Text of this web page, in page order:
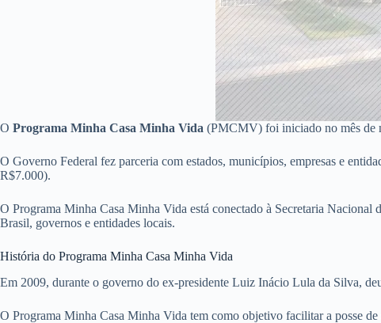
O Programa Minha Casa Minha Vida (PMCMV) foi iniciado no mês de
O Governo Federal fez parceria com estados, municípios, empresas e
R$7.000).
O Programa Minha Casa Minha Vida está conectado à Secretaria
Brasil, governos e entidades locais.
História do Programa Minha Casa Minha Vida
Em 2009, durante o governo do ex-presidente Luiz Inácio Lula da Silva,
O Programa Minha Casa Minha Vida tem como objetivo facilitar a posse de